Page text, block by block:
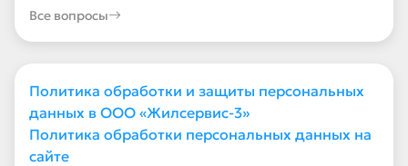
Все вопросы
Политика обработки и защиты персональных
данных в ООО «Жилсервис-3»
Политика обработки персональных данных на
сайте